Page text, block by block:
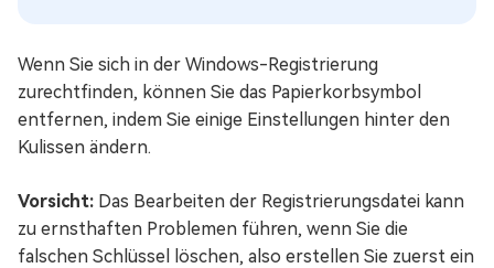
Wenn Sie sich in der Windows-Registrierung
zurechtfinden, können Sie das Papierkorbsymbol
entfernen, indem Sie einige Einstellungen hinter den
Kulissen ändern.
Vorsicht: Das Bearbeiten der Registrierungsdatei kann
zu ernsthaften Problemen führen, wenn Sie die
falschen Schlüssel löschen, also erstellen Sie zuerst ein